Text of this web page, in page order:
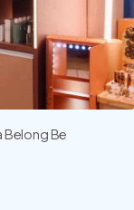
Belong Be